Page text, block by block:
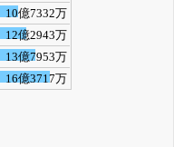
10億7332万
12億2943万
13億7953万
16億3717万